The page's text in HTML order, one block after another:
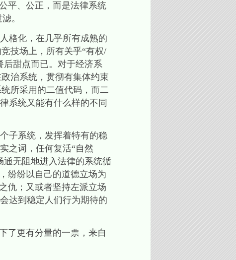
平、公正，而是法律系统
。
格化，在几乎所有成熟的
技场上，所有关乎“有权/
后甜点而已。对于经济系
治系统，贯彻有集体约束
所采用的二值代码，而二
系统又能有什么样的不同
子系统，发挥着特有的稳
之词，任何复活“自然
无阻地进入法律的系统循
纷纷以自己的道德立场为
仇；又或者坚持左派立场
达到稳定人们行为期待的
了更有分量的一票，来自